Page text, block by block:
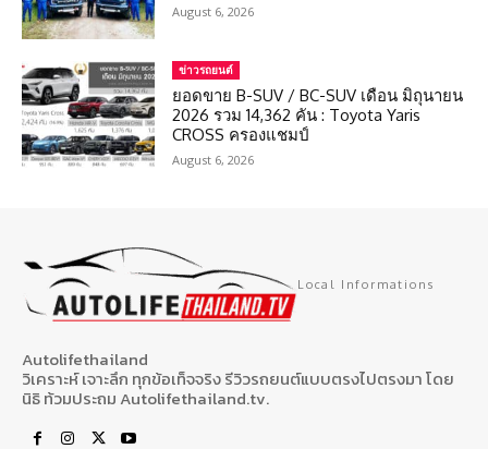
August 6, 2026
ข่าวรถยนต์
ยอดขาย B-SUV / BC-SUV เดือน มิถุนายน
2026 รวม 14,362 คัน : Toyota Yaris
CROSS ครองแชมป์
August 6, 2026
Local Informations
Autolifethailand
วิเคราะห์ เจาะลึก ทุกข้อเท็จจริง รีวิวรถยนต์แบบตรงไปตรงมา โดย
นิธิ ท้วมประถม Autolifethailand.tv.